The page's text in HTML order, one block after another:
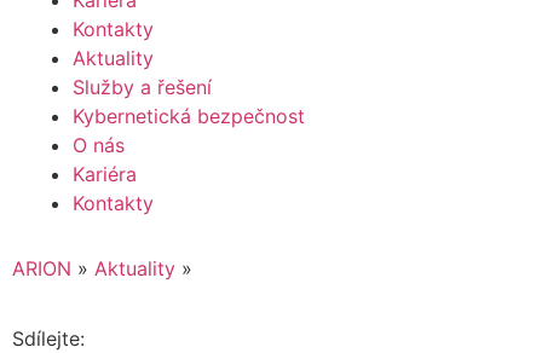
Kontakty
Aktuality
Služby a řešení
Kybernetická bezpečnost
O nás
Kariéra
Kontakty
ARION » Aktuality »
Sdílejte: